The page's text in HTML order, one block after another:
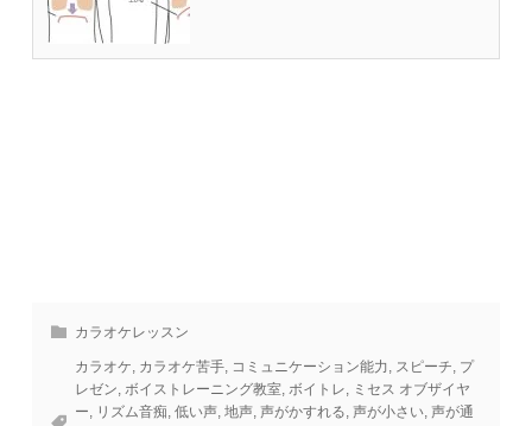
カラオケレッスン
カラオケ カラオケ苦手 コミュニケーション能力 スピーチ プ
レゼン ボイストレーニング教室 ボイトレ
ミセス オブザイヤ
ー
リズム音痴 ,低い声 ,地声 ,声がかすれる ,声が小さい ,声が通